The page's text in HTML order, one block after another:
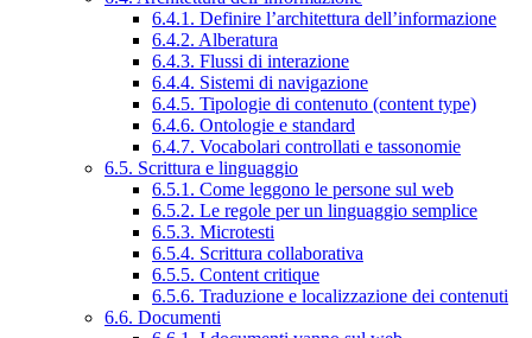
6.4.1. Definire l’architettura dell’informazione
6.4.2. Alberatura
6.4.3. Flussi di interazione
6.4.4. Sistemi di navigazione
6.4.5. Tipologie di contenuto (content type)
6.4.6. Ontologie e standard
6.4.7. Vocabolari controllati e tassonomie
6.5. Scrittura e linguaggio
6.5.1. Come leggono le persone sul web
6.5.2. Le regole per un linguaggio semplice
6.5.3. Microtesti
6.5.4. Scrittura collaborativa
6.5.5. Content critique
6.5.6. Traduzione e localizzazione dei contenuti
6.6. Documenti